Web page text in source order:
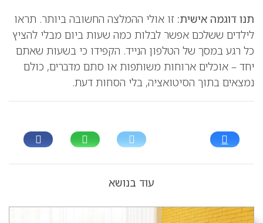
תנו דוגמה אישית: זו אולי ההמלצה החשובה ביותר. תראו
לילדים ששלכם אפשר לבלות כמה שעות ביום מבלי להציץ
כל רגע במסך של הטלפון הנייד. הקפידו כי בשעות שאתם
יחד – אוכלים ארוחות משותפות או סתם מדברים, כולם
נמצאים בתוך הסיטואציה, בלי הסחות דעת.
עוד בנושא